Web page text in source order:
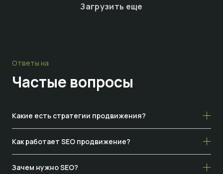
Загрузить еще
Ответы на
Частые вопросы
Какие есть стратегии продвижения?
Как работает SEO продвижение?
Зачем нужно SEO?